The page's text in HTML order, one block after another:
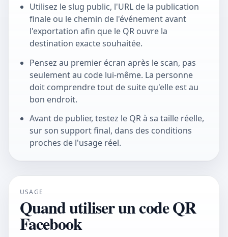
Utilisez le slug public, l'URL de la publication
finale ou le chemin de l'événement avant
l'exportation afin que le QR ouvre la
destination exacte souhaitée.
Pensez au premier écran après le scan, pas
seulement au code lui-même. La personne
doit comprendre tout de suite qu'elle est au
bon endroit.
Avant de publier, testez le QR à sa taille réelle,
sur son support final, dans des conditions
proches de l'usage réel.
USAGE
Quand utiliser un code QR
Facebook